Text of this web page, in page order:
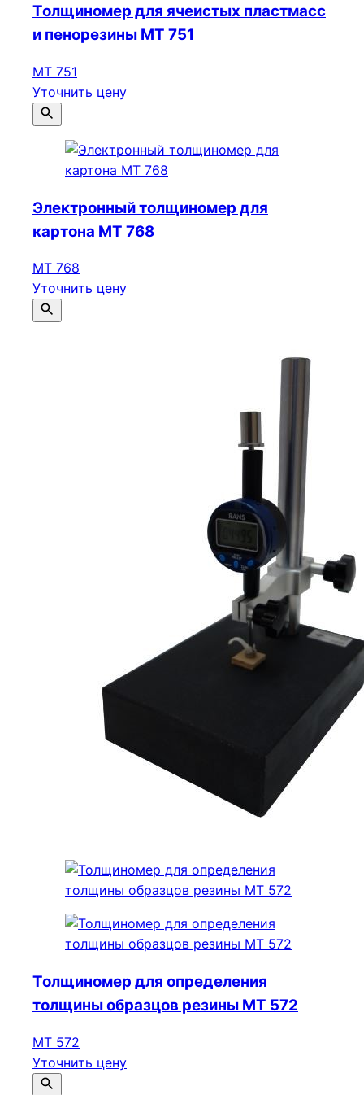
Толщиномер для ячеистых пластмасс
и пенорезины МТ 751
МТ 751
Уточнить цену
Электронный толщиномер для
картона МТ 768
МТ 768
Уточнить цену
Толщиномер для определения
толщины образцов резины МТ 572
МТ 572
Уточнить цену